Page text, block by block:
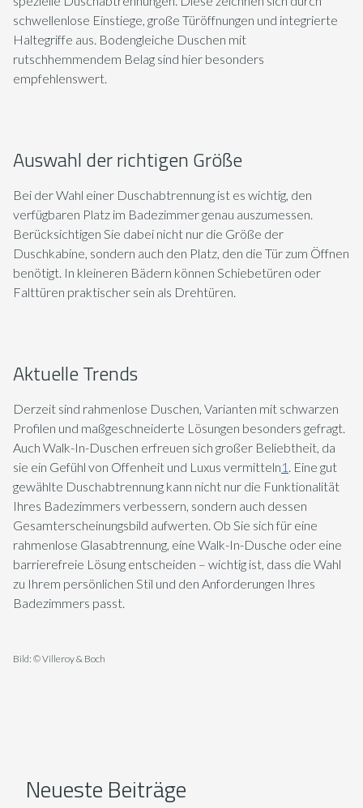
schwellenlose Einstiege, große Türöffnungen und integrierte
Haltegriffe aus. Bodengleiche Duschen mit
rutschhemmendem Belag sind hier besonders
empfehlenswert.
Auswahl der richtigen Größe
Bei der Wahl einer Duschabtrennung ist es wichtig, den
verfügbaren Platz im Badezimmer genau auszumessen.
Berücksichtigen Sie dabei nicht nur die Größe der
Duschkabine, sondern auch den Platz, den die Tür zum Öffnen
benötigt. In kleineren Bädern können Schiebetüren oder
Falttüren praktischer sein als Drehtüren.
Aktuelle Trends
Derzeit sind rahmenlose Duschen, Varianten mit schwarzen
Profilen und maßgeschneiderte Lösungen besonders gefragt.
Auch Walk-In-Duschen erfreuen sich großer Beliebtheit, da
sie ein Gefühl von Offenheit und Luxus vermitteln1 . Eine gut
gewählte Duschabtrennung kann nicht nur die Funktionalität
Ihres Badezimmers verbessern, sondern auch dessen
Gesamterscheinungsbild aufwerten. Ob Sie sich für eine
rahmenlose Glasabtrennung, eine Walk-In-Dusche oder eine
barrierefreie Lösung entscheiden – wichtig ist, dass die Wahl
zu Ihrem persönlichen Stil und den Anforderungen Ihres
Badezimmers passt.
Bild: © Villeroy & Boch
Neueste Beiträge